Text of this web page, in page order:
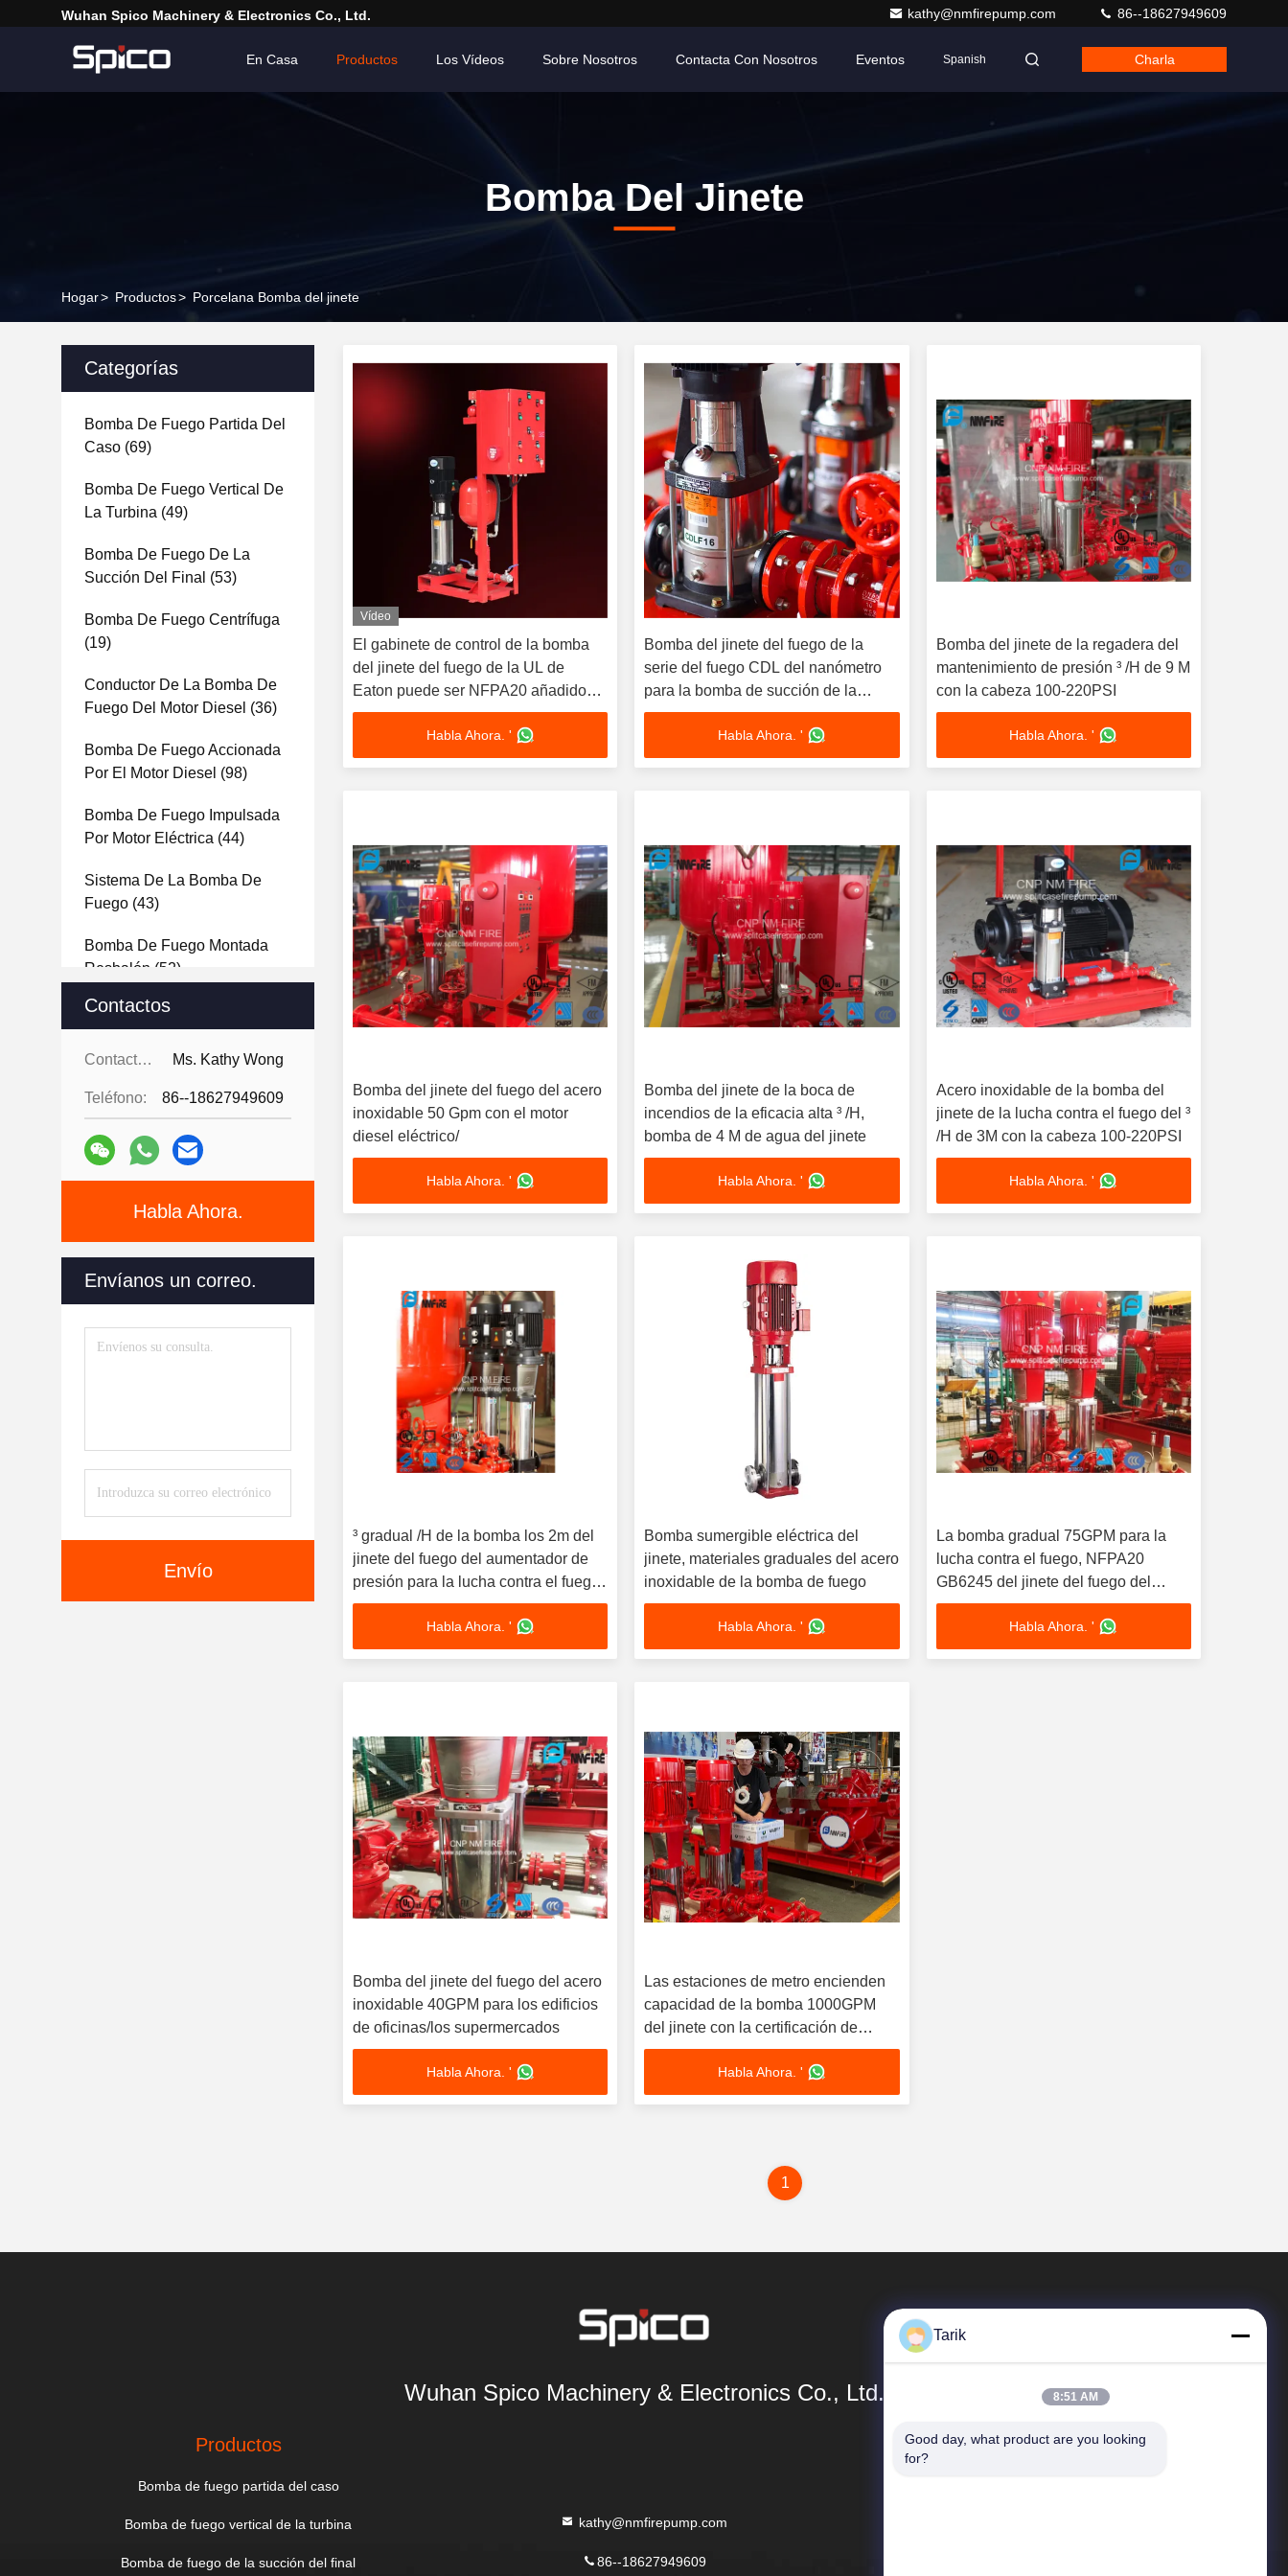
Wuhan Spico Machinery & Electronics Co., Ltd. kathy@nmfirepump.com 86--18627949609
En Casa Productos Los Vídeos Sobre Nosotros Contacta Con Nosotros Eventos Spanish Charla
Bomba Del Jinete
Hogar> Productos> Porcelana Bomba del jinete
Categorías
Bomba De Fuego Partida Del
Caso (69)
Bomba De Fuego Vertical De
La Turbina (49)
Bomba De Fuego De La
Succión Del Final (53)
Bomba De Fuego Centrífuga
(19)
Conductor De La Bomba De
Fuego Del Motor Diesel (36)
Bomba De Fuego Accionada
Por El Motor Diesel (98)
Bomba De Fuego Impulsada
Por Motor Eléctrica (44)
Sistema De La Bomba De
Fuego (43)
Bomba De Fuego Montada
Resbalón (52)
Regulador De La Bomba De
Fuego(9)
Bomba De Agua De
Emergencia
(11)
Depósito De Gasolina Diesel
Contactos
Contactos: Ms. Kathy Wong
Teléfono: 86--18627949609
Habla Ahora.
Envíanos un correo.
Envío
Vídeo
El gabinete de control de la bomba
del jinete del fuego de la UL de
Eaton puede ser NFPA20 añadido
EN12845
Habla Ahora. '
Bomba del jinete del fuego de la
serie del fuego CDL del nanómetro
para la bomba de succión de la
bomba y del final del caso de la
Habla Ahora. '
Bomba del jinete de la regadera del
mantenimiento de presión ³ /H de 9 M
con la cabeza 100-220PSI
Habla Ahora. '
Bomba del jinete del fuego del acero
inoxidable 50 Gpm con el motor
diesel eléctrico/
Habla Ahora. '
Bomba del jinete de la boca de
incendios de la eficacia alta ³ /H,
bomba de 4 M de agua del jinete
Habla Ahora. '
Acero inoxidable de la bomba del
jinete de la lucha contra el fuego del ³
/H de 3M con la cabeza 100-220PSI
Habla Ahora. '
³ gradual /H de la bomba los 2m del
jinete del fuego del aumentador de
presión para la lucha contra el fuego,
estándar NFPA20/GB6245
Habla Ahora. '
Bomba sumergible eléctrica del
jinete, materiales graduales del acero
inoxidable de la bomba de fuego
Habla Ahora. '
La bomba gradual 75GPM para la
lucha contra el fuego, NFPA20
GB6245 del jinete del fuego del
aumentador de presión enumeró
Habla Ahora. '
Bomba del jinete del fuego del acero
inoxidable 40GPM para los edificios
de oficinas/los supermercados
Habla Ahora. '
Las estaciones de metro encienden
capacidad de la bomba 1000GPM
del jinete con la certificación de
ISO/CCCF
Habla Ahora. '
1
Wuhan Spico Machinery & Electronics Co., Ltd.
Productos
Bomba de fuego partida del caso
Bomba de fuego vertical de la turbina
Bomba de fuego de la succión del final
kathy@nmfirepump.com
86--18627949609
Enlaces Rápidos
Tarik
8:51 AM
Good day, what product are you looking
for?